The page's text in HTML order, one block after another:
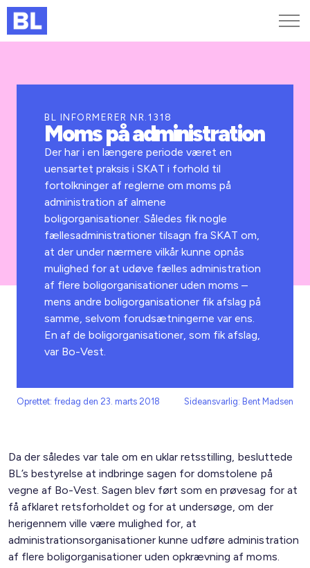
Kurser og arrangementer
Jobportalen
BL INFORMERER NR.1318
Moms på administration
Der har i en længere periode været en
uensartet praksis i SKAT i forhold til
fortolkninger af reglerne om moms på
administration af almene
boligorganisationer. Således fik nogle
fællesadministrationer tilsagn fra SKAT om,
at der under nærmere vilkår kunne opnås
mulighed for at udøve fælles administration
af flere boligorganisationer uden moms –
mens andre boligorganisationer fik afslag på
samme, selvom forudsætningerne var ens.
En af de boligorganisationer, som fik afslag,
var Bo-Vest.
Oprettet: fredag den 23. marts 2018 Sideansvarlig: Bent Madsen
Da der således var tale om en uklar retsstilling, besluttede
BL’s bestyrelse at indbringe sagen for domstolene på
vegne af Bo-Vest. Sagen blev ført som en prøvesag for at
få afklaret retsforholdet og for at undersøge, om der
herigennem ville være mulighed for, at
administrationsorganisationer kunne udføre administration
af flere boligorganisationer uden opkrævning af moms.